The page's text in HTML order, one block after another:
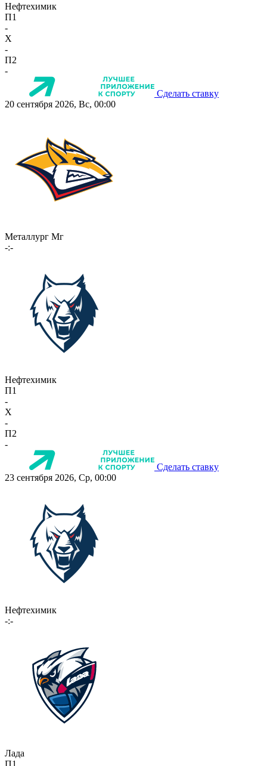
Нефтехимик
П1
-
X
-
П2
-
Сделать ставку
20 сентября 2026, Вс, 00:00
Металлург Мг
-:-
Нефтехимик
П1
-
X
-
П2
-
Сделать ставку
23 сентября 2026, Ср, 00:00
Нефтехимик
-:-
Лада
П1